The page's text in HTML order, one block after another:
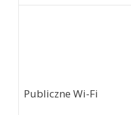
Publiczne Wi-Fi